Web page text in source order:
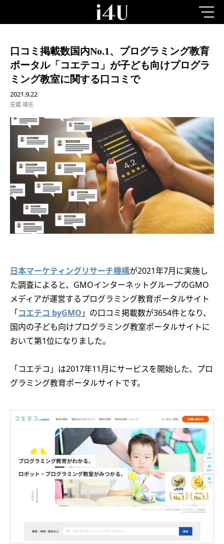
口コミ掲載数国内No.1、プログラミング教育
ポータル「コエテコ」が子ども向けプログラ
ミング教室に関する口コミで
2021.9.22
安蔵 靖志
日本マーケティングリサーチ機構が2021年7月に実施し
た調査によると、GMOインターネットグループのGMO
メディアが運営するプログラミング教育ポータルサイト
「コエテコ byGMO 」の口コミ掲載数が3654件となり、
国内の子ども向けプログラミング教室ポータルサイトに
おいて第1位になりました。
「コエテコ」は2017年11月にサービスを開始した、プロ
グラミング教育ポータルサイトです。